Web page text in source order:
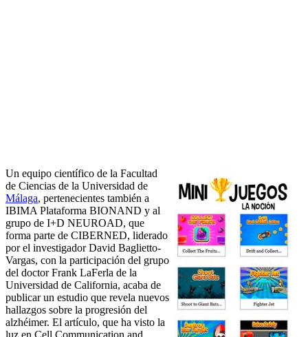
Un equipo científico de la Facultad
de Ciencias de la Universidad de
Málaga, pertenecientes también a
IBIMA Plataforma BIONAND y al
grupo de I+D NEUROAD, que
forma parte de CIBERNED, liderado
por el investigador David Baglietto-
Vargas, con la participación del grupo
del doctor Frank LaFerla de la
Universidad de California, acaba de
publicar un estudio que revela nuevos
hallazgos sobre la progresión del
alzhéimer. El artículo, que ha visto la